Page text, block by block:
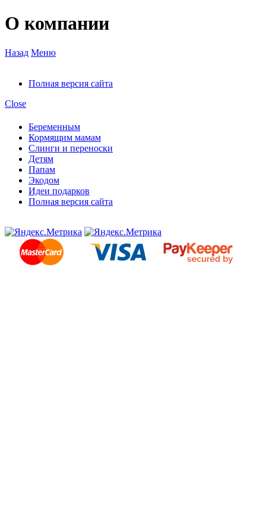
О компании
Назад Меню
Полная версия сайта
Close
Беременным
Кормящим мамам
Слинги и переноски
Детям
Папам
Экодом
Идеи подарков
Полная версия сайта